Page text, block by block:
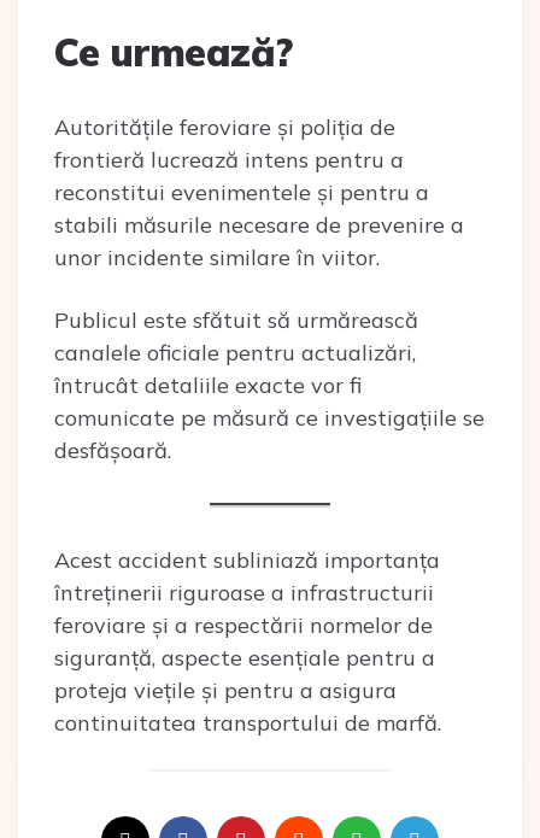
Ce urmează?
Autoritățile feroviare și poliția de
frontieră lucrează intens pentru a
reconstitui evenimentele și pentru a
stabili măsurile necesare de prevenire a
unor incidente similare în viitor.
Publicul este sfătuit să urmărească
canalele oficiale pentru actualizări,
întrucât detaliile exacte vor fi
comunicate pe măsură ce investigațiile se
desfășoară.
Acest accident subliniază importanța
întreținerii riguroase a infrastructurii
feroviare și a respectării normelor de
siguranță, aspecte esențiale pentru a
proteja viețile și pentru a asigura
continuitatea transportului de marfă.